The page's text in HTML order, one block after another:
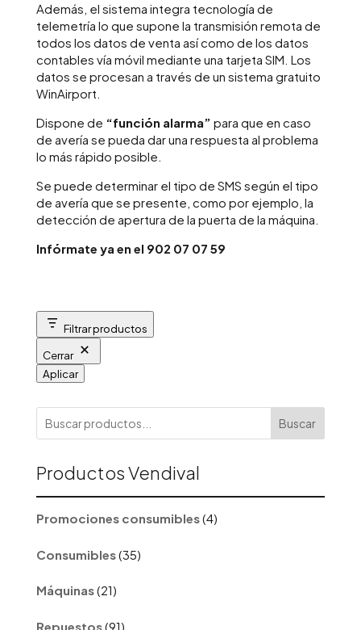
Además, el sistema integra tecnología de
telemetría lo que supone la transmisión remota de
todos los datos de venta así como de los datos
contables vía móvil mediante una tarjeta SIM. Los
datos se procesan a través de un sistema gratuito
WinAirport.
Dispone de “función alarma” para que en caso
de avería se pueda dar una respuesta al problema
lo más rápido posible.
Se puede determinar el tipo de SMS según el tipo
de avería que se presente, como por ejemplo, la
detección de apertura de la puerta de la máquina.
Infórmate ya en el 902 07 07 59
Filtrar productos
Cerrar
Aplicar
Buscar
Productos Vendival
Promociones consumibles 44
productos
Consumibles 35
productos
Máquinas 2121
productos
Repuestos 91